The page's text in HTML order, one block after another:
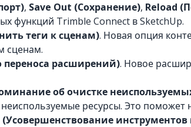
, Save Out (Сохранение), Reload
функций Trimble Connect в SketchUp.
теги к сценам). Новая опция
сценам.
переноса расширений). Новое
об очистке
ресурсы. Это